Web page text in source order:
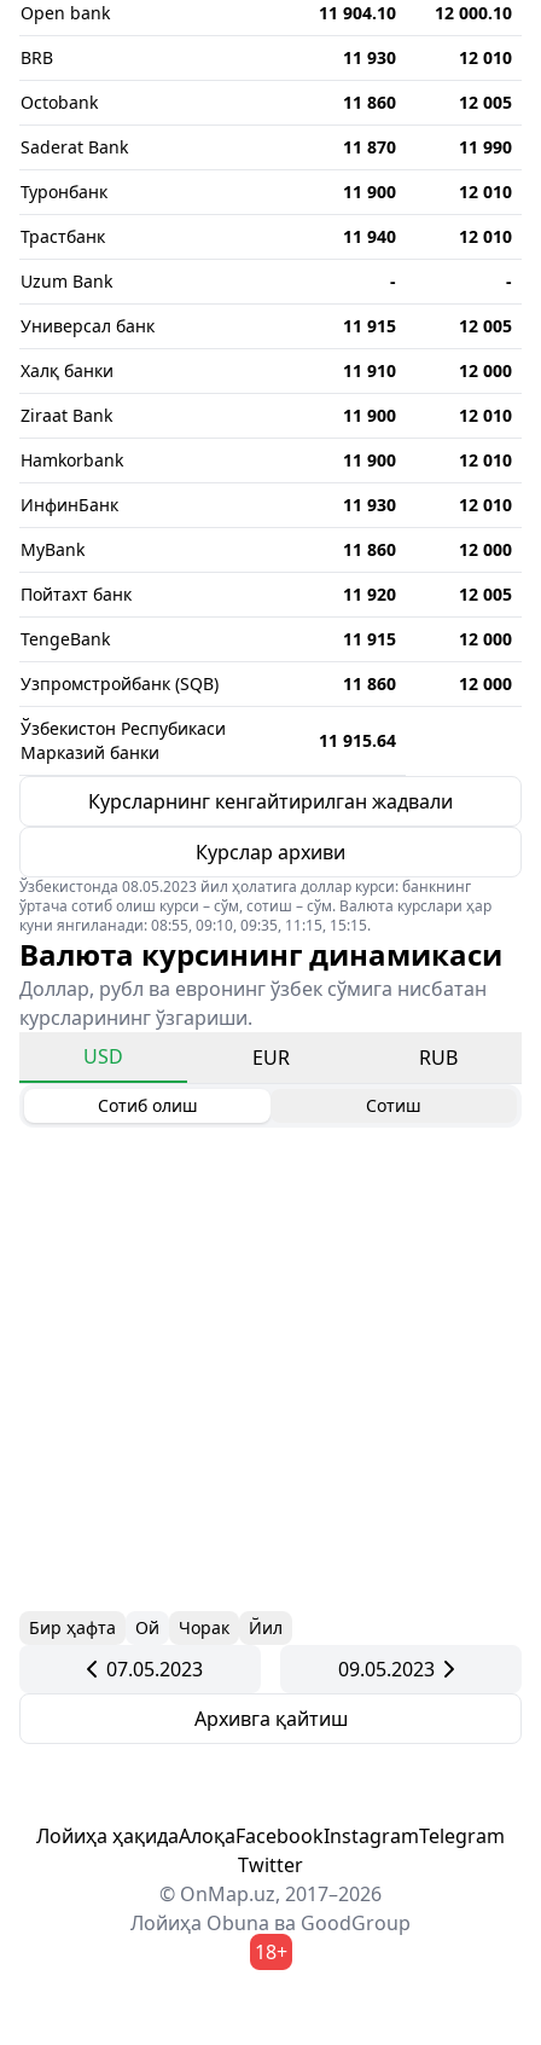
Open bank
11 904.10
12 000.10
BRB
11 930
12 010
Octobank
11 860
12 005
Saderat Bank
11 870
11 990
Туронбанк
11 900
12 010
Трастбанк
11 940
12 010
Uzum Bank
-
-
Универсал банк
11 915
12 005
Халқ банки
11 910
12 000
Ziraat Bank
11 900
12 010
Hamkorbank
11 900
12 010
ИнфинБанк
11 930
12 010
MyBank
11 860
12 000
Пойтахт банк
11 920
12 005
TengeBank
11 915
12 000
Узпромстройбанк (SQB)
11 860
12 000
Ўзбекистон Респубикаси
Марказий банки
11 915.64
Курсларнинг кенгайтирилган жадвали
Курслар архиви
Ўзбекистонда 08.05.2023 йил ҳолатига доллар курси: банкнинг
ўртача сотиб олиш курси – сўм, сотиш – сўм. Валюта курслари ҳар
куни янгиланади: 08:55, 09:10, 09:35, 11:15, 15:15.
Валюта курсининг динамикаси
Доллар, рубл ва евронинг ўзбек сўмига нисбатан
курсларининг ўзгариши.
USD
EUR RUB
Сотиб олиш Сотиш
Бир ҳафта Ой Чорак Йил
07.05.2023
09.05.2023
Архивга қайтиш
Лойиҳа ҳақидаАлоқаFacebookInstagramTelegram
Twitter
© OnMap.uz, 2017–2026
Лойиҳа Obuna ва GoodGroup
18+